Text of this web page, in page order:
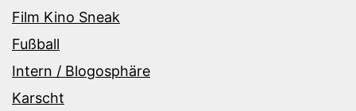
Film Kino Sneak
Fußball
Intern / Blogosphäre
Karscht